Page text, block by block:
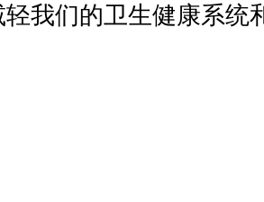
我们的卫生健康系统